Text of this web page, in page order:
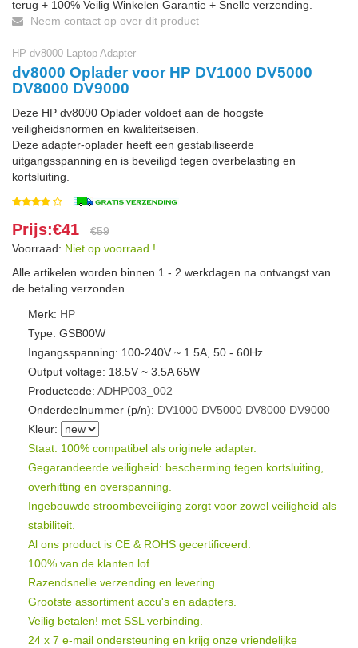
terug + 100% Veilig Winkelen Garantie + Snelle verzending.
Neem contact op over dit product
HP dv8000 Laptop Adapter
dv8000 Oplader voor HP DV1000 DV5000
DV8000 DV9000
Deze HP dv8000 Oplader voldoet aan de hoogste
veiligheidsnormen en kwaliteitseisen.
Deze adapter-oplader heeft een gestabiliseerde
uitgangsspanning en is beveiligd tegen overbelasting en
kortsluiting.
Prijs:€41
€59
Voorraad: Niet op voorraad !
Alle artikelen worden binnen 1 - 2 werkdagen na ontvangst van
de betaling verzonden.
Merk: HP
Type: GSB00W
Ingangsspanning: 100-240V ~ 1.5A, 50 - 60Hz
Output voltage: 18.5V ~ 3.5A 65W
Productcode: ADHP003_002
Onderdeelnummer (p/n): DV1000 DV5000 DV8000 DV9000
Kleur:
Staat: 100% compatibel als originele adapter.
Gegarandeerde veiligheid: bescherming tegen kortsluiting,
overhitting en overspanning.
Ingebouwde stroombeveiliging zorgt voor zowel veiligheid als
stabiliteit.
Al ons product is CE & ROHS gecertificeerd.
100% van de klanten lof.
Razendsnelle verzending en levering.
Grootste assortiment accu's en adapters.
Veilig betalen! met SSL verbinding.
24 x 7 e-mail ondersteuning en krijg onze vriendelijke